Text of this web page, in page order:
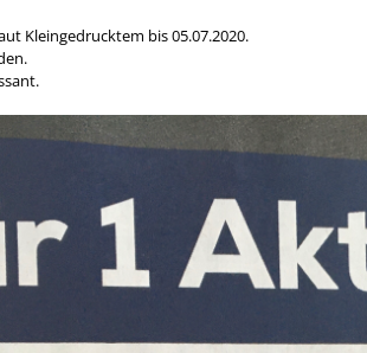
Kleingedrucktem bis 05.07.2020.